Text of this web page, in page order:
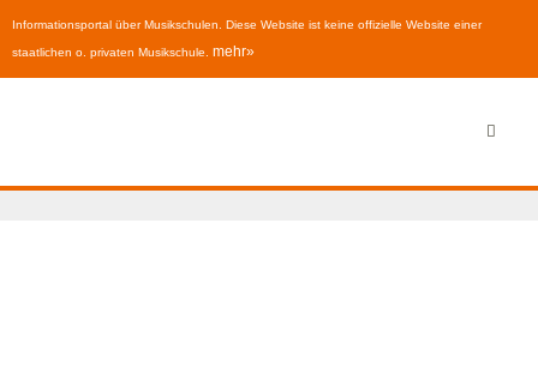
Informationsportal über Musikschulen. Diese Website ist keine offizielle Website einer
staatlichen o. privaten Musikschule. mehr»